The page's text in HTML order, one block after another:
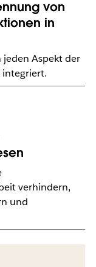
von
in
jeden Aspekt der
integriert.
verhindern,
und